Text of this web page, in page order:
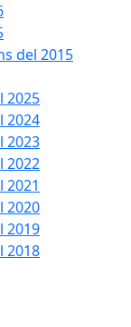
del 2015
2025
2024
2023
2022
2021
2020
2019
2018